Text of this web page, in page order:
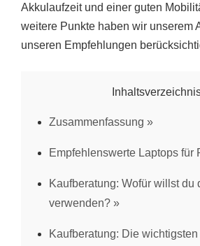
Akkulaufzeit und einer guten
weitere Punkte haben wir unserem
unseren Empfehlungen
Zusammenfassung
Empfehlenswerte Laptops für
Kaufberatung: Wofür willst du
verwenden?
Kaufberatung: Die